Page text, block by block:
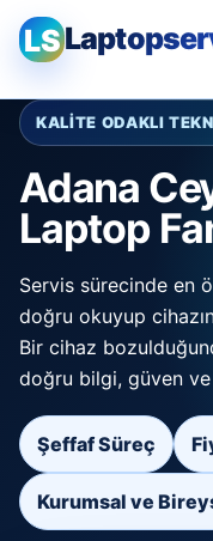
LS
KALİTE ODAKLI
Adana
Laptop
Servis sürecinde en
doğru okuyup
Bir cihaz
doğru bilgi, güven
Şeffaf Süreç
Kurumsal ve